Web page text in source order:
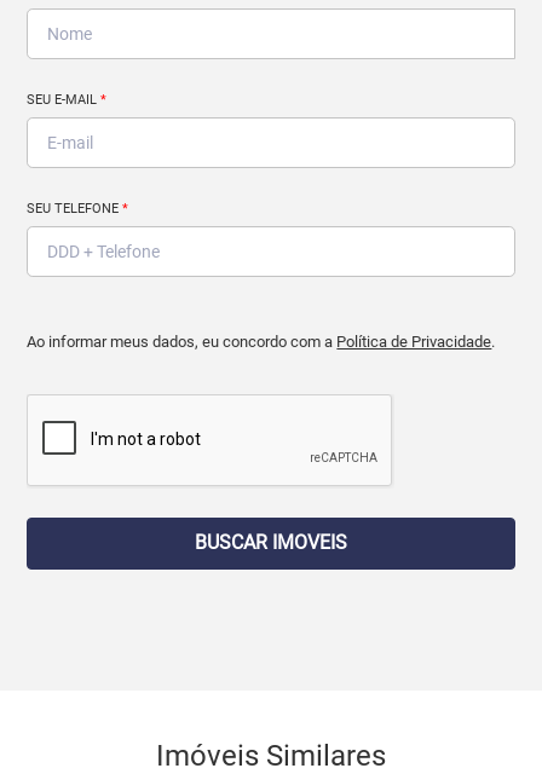
SEU E-MAIL*
SEU TELEFONE*
Ao informar meus dados, eu concordo com a Política de Privacidade.
BUSCAR IMOVEIS
Imóveis Similares